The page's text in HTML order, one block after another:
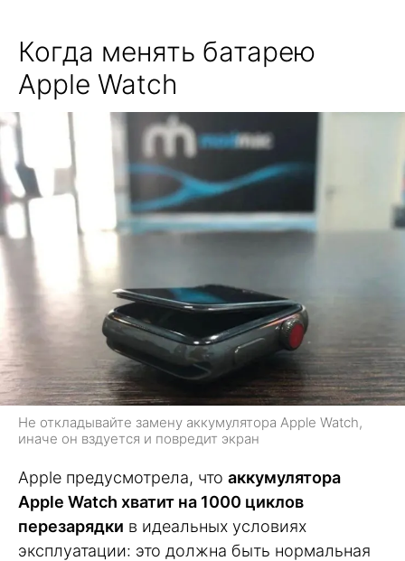
Когда менять батарею
Apple Watch
Не откладывайте замену аккумулятора Apple Watch,
иначе он вздуется и повредит экран
Apple предусмотрела, что аккумулятора
Apple Watch хватит на 1000 циклов
перезарядки в идеальных условиях
эксплуатации: это должна быть нормальная